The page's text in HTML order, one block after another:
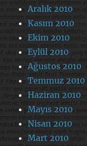
Aralık 2010
Kasım 2010
Ekim 2010
Eylül 2010
Ağustos 2010
Temmuz 2010
Haziran 2010
Mayıs 2010
Nisan 2010
Mart 2010